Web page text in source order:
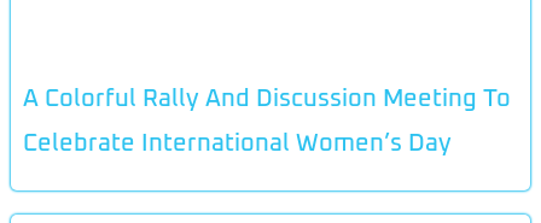
A Colorful Rally And Discussion Meeting To
Celebrate International Women’s Day